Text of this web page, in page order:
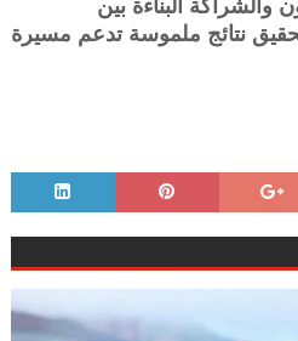
والشراكة البناءة بين
نتائج ملموسة تدعم مسيرة